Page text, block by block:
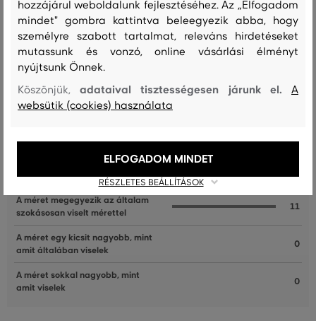
Recenziók
ÜGYFELEINKNEK ÁLTAL ÉRTÉKELT MÉRETEK
A méret egy kicsit kisebb, mint
amit viselek
A méret megegyezik az általam
szokásosan viselt mérettel
11
A méret egy kicsit nagyobb, mint
amit általában viselek
0
A méret sokkal nagyobb, mint
amit viselek
0
hozzájárul weboldalunk fejlesztéséhez. Az „Elfogadom
mindet" gombra kattintva beleegyezik abba, hogy
személyre szabott tartalmat, releváns hirdetéseket
mutassunk és vonzó, online vásárlási élményt
nyújtsunk Önnek.
Köszönjük,adataival tisztességesen járunk el.A
websütik (cookies) használata
RÉSZLETES BEÁLLÍTÁSOK
ELFOGADOM MINDET